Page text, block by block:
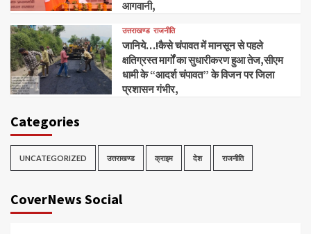
आगवानी,
उत्तराखण्ड राजनीति
जानिये…!कैसे चंपावत में मानसून से पहले
क्षतिग्रस्त मार्गों का सुधारीकरण हुआ तेज,सीएम
धामी के “आदर्श चंपावत” के विजन पर जिला
प्रशासन गंभीर,
Categories
UNCATEGORIZED उत्तराखण्ड क्राइम देश राजनीति
CoverNews Social